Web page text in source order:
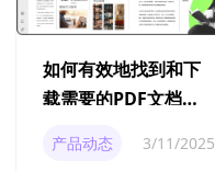
如何有效地找到和下
载需要的PDF文档
产品动态 3/11/2025